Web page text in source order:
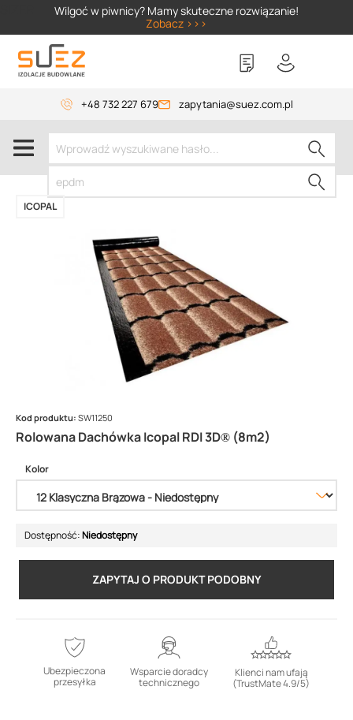
Wilgoć w piwnicy? Mamy skuteczne rozwiązanie!
Zobacz >>>
+48 732 227 679 zapytania@suez.com.pl
Rolowana Dachówka Icopal RDI 3D® (8m2)
ICOPAL
Kod produktu: SW11250
Kolor
Dostępność:Niedostępny
ZAPYTAJ O PRODUKT PODOBNY
Ubezpieczona
przesyłka
Wsparcie doradcy
technicznego
Klienci nam ufają
(TrustMate 4.9/5)